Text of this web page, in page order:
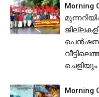
Morning
ചെളിയും